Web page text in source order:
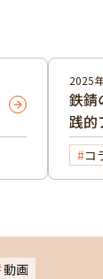
2025
鉄錆
践的
理と
コ
動画